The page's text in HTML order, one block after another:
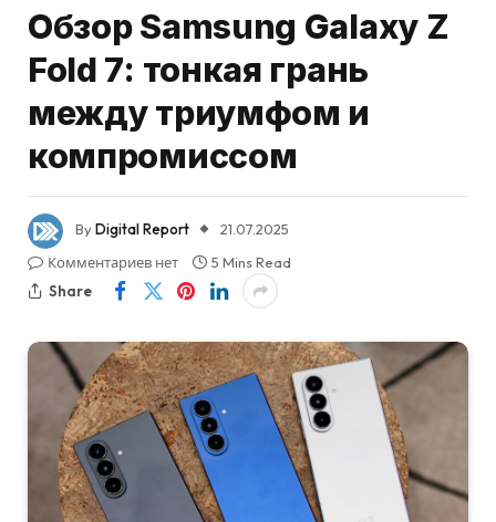
Обзор Samsung Galaxy Z
Fold 7: тонкая грань
между триумфом и
компромиссом
ByDigital Report
21.07.2025
Комментариев нет
5 Mins Read
Share